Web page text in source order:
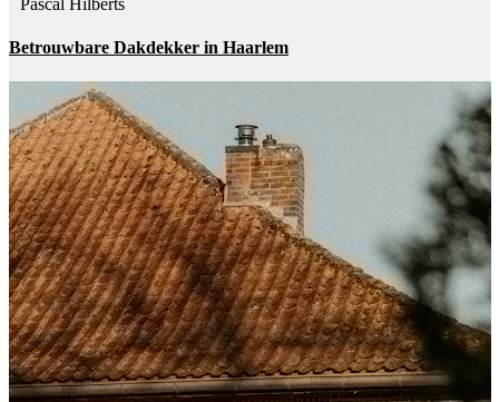
Betrouwbare Dakdekker in Haarlem